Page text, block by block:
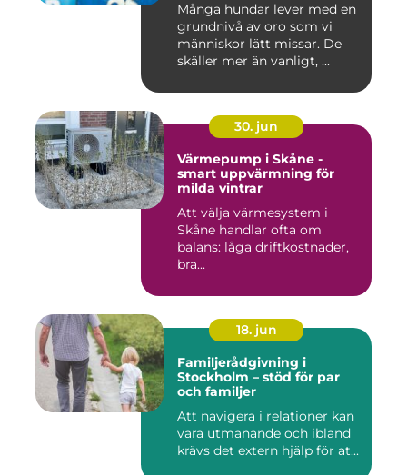
Många hundar lever med en
grundnivå av oro som vi
människor lätt missar. De
skäller mer än vanligt, ...
30. jun
Värmepump i Skåne -
smart uppvärmning för
milda vintrar
Att välja värmesystem i
Skåne handlar ofta om
balans: låga driftkostnader,
bra...
18. jun
Familjerådgivning i
Stockholm – stöd för par
och familjer
Att navigera i relationer kan
vara utmanande och ibland
krävs det extern hjälp för at...